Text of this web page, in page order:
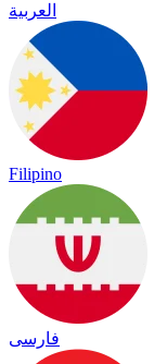
العربية
Filipino
فارسی